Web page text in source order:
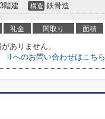
3階建 構造 鉄骨造
礼金 間取り 面積
ありません。
Ⅱへのお問い合わせはこちら